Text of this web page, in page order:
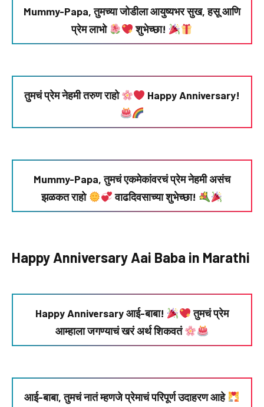
Mummy-Papa, तुमच्या जोडीला आयुष्यभर सुख, हसू आणि
प्रेम लाभो
शुभेच्छा!
तुमचं प्रेम नेहमी तरुण राहो Happy Anniversary!
Mummy-Papa, तुमचं एकमेकांवरचं प्रेम नेहमी असंच
झळकत राहो
वाढदिवसाच्या शुभेच्छा!
Happy Anniversary Aai Baba in Marathi
Happy Anniversary आई-बाबा!
तुमचं प्रेम
आम्हाला जगण्याचं खरं अर्थ शिकवतं
आई-बाबा, तुमचं नातं म्हणजे प्रेमाचं परिपूर्ण उदाहरण आहे